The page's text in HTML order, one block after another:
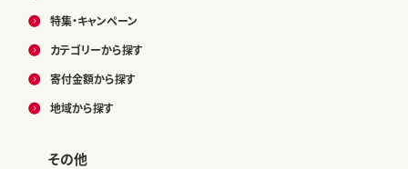
特集・キャンペーン
カテゴリーから探す
寄付金額から探す
地域から探す
その他